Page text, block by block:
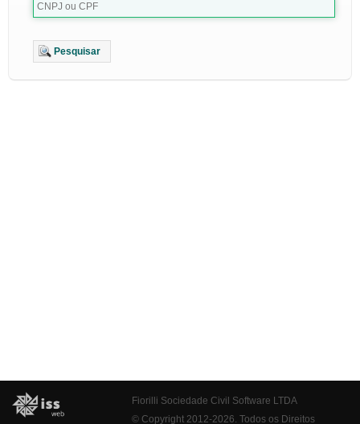
Pesquisar
Fiorilli Sociedade Civil Software LTDA
© Copyright 2012-2026. Todos os Direitos